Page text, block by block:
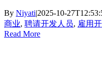
By Niyati|2025-10-
商业, 聘请开发人员, 雇用
Read More